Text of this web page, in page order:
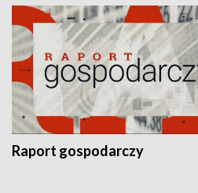
Raport gospodarczy